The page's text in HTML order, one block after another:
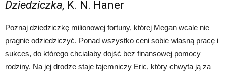
Dziedziczka, K. N. Haner
Poznaj dziedziczkę milionowej fortuny, której Megan wcale nie
pragnie odziedziczyć. Ponad wszystko ceni sobie własną pracę i
sukces, do którego chciałaby dojść bez finansowej pomocy
rodziny. Na jej drodze staje tajemniczy Eric, który chwyta ją za